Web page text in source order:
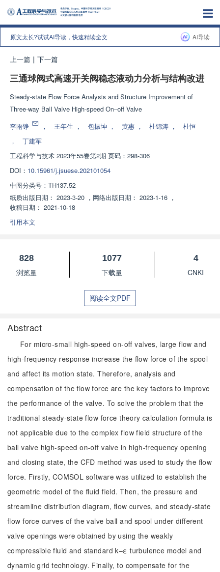
原文太长?试试AI导读，快速精读全文 AI导读
上一篇 | 下一篇
三通球阀式高速开关阀稳态液动力分析与结构改进
Steady-state Flow Force Analysis and Structure Improvement of
Three-way Ball Valve High-speed On–off Valve
李雨铮
， 王年生 ， 包振坤 ， 黄惠 ， 杜锦涛 ，
杜恒
，
丁建军
工程科学与技术 2023年55卷第2期 页码：298-306
DOI： 10.15961/j.jsuese.202101054
中图分类号： TH137.52
纸质出版日期： 2023-3-20 ， 网络出版日期： 2023-1-16 ，
收稿日期： 2021-10-18
引用本文
828
浏览量
1077
下载量
4
CNKI
阅读全文PDF
Abstract
For micro-small high-speed on-off valves, large flow and
high-frequency response increase the flow force of the spool
and affect its motion state. Therefore, analysis and
compensation of the flow force are the key factors to improve
the performance of the valve. To solve the problem that the
traditional steady-state flow force theory calculation formula is
not applicable due to the complex flow field structure of the
ball valve high-speed on-off valve in high-frequency opening
and closing state, the CFD method was used to study the flow
force. Firstly, COMSOL software was utilized to establish the
geometric model of the fluid field. Then, the pressure and
streamline distribution diagram, flow curves, and steady-state
flow force curves of the valve ball and spool under different
valve openings were obtained by using the weakly
compressible fluid and standard k–ε turbulence model and
dynamic grid technology. Finally, to compensate for the